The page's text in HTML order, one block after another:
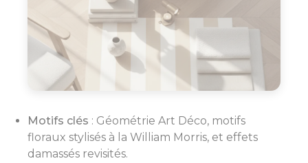
Motifs clés : Géométrie Art Déco, motifs
floraux stylisés à la William Morris, et effets
damassés revisités.